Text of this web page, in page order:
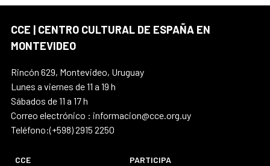
CCE | CENTRO CULTURAL DE ESPAÑA EN
MONTEVIDEO
Rincón 629, Montevideo, Uruguay
Lunes a viernes de 11 a 19 h
Sábados de 11 a 17 h
Correo electrónico : informacion@cce.org.uy
Teléfono:(+598) 2915 2250
CCE
PARTICIPA